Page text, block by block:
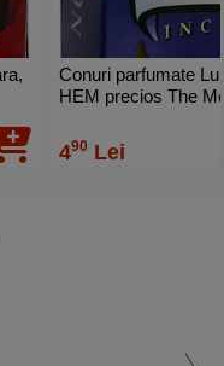
Conuri parfumate
HEM precios The
490 Lei